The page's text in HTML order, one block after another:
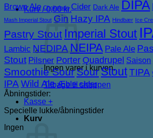
Kurv /0,00kr.
Ingen varer i kurven.
Tilbage til shoppen
Kasse +
Kurv
Brown Ale Chokolade Cider Dark Ale DIPA
Mash Imperial Stout Gin Hazy IPA Hindbær Ice
Pastry Stout Imperial Stout
Lambic NEDIPA NEIPA Pale Ale
Stout Pilsner Porter Quadrupel Saison
Smoothie SourSourStoutTIPA
IPA Wild Ale Æble cider
Åbningstider:
Specielle lukke/åbningstider
Ingen